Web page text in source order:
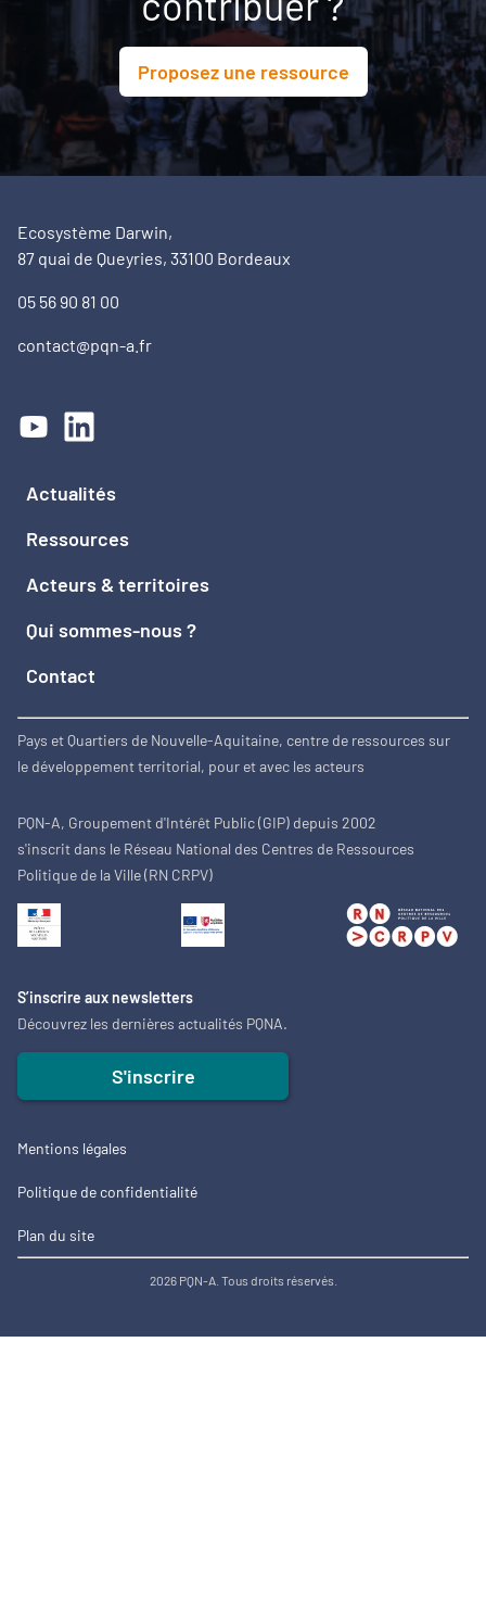
Proposez une ressource
Ecosystème Darwin,
87 quai de Queyries, 33100 Bordeaux
05 56 90 81 00
contact@pqn-a.fr
Actualités
Ressources
Acteurs & territoires
Qui sommes-nous ?
Contact
Pays et Quartiers de Nouvelle-Aquitaine, centre de ressources sur
le développement territorial, pour et avec les acteurs
PQN-A, Groupement d'Intérêt Public (GIP) depuis 2002
s'inscrit dans le Réseau National des Centres de Ressources
Politique de la Ville (RN CRPV)
S’inscrire aux newsletters
Découvrez les dernières actualités PQNA.
S'inscrire
Mentions légales
Politique de confidentialité
Plan du site
2026 PQN-A. Tous droits réservés.